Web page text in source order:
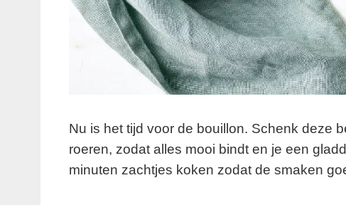
Nu is het tijd voor de bouillon. Schenk deze
roeren, zodat alles mooi bindt en je een
minuten zachtjes koken zodat de smaken